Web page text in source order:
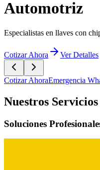
Cotizar AhoraEmergencia
Nuestros Servicios
Soluciones